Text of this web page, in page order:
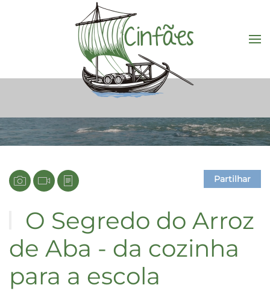
Saltar para o conteúdo principal
Partilhar
O Segredo do Arroz
de Aba - da cozinha
para a escola